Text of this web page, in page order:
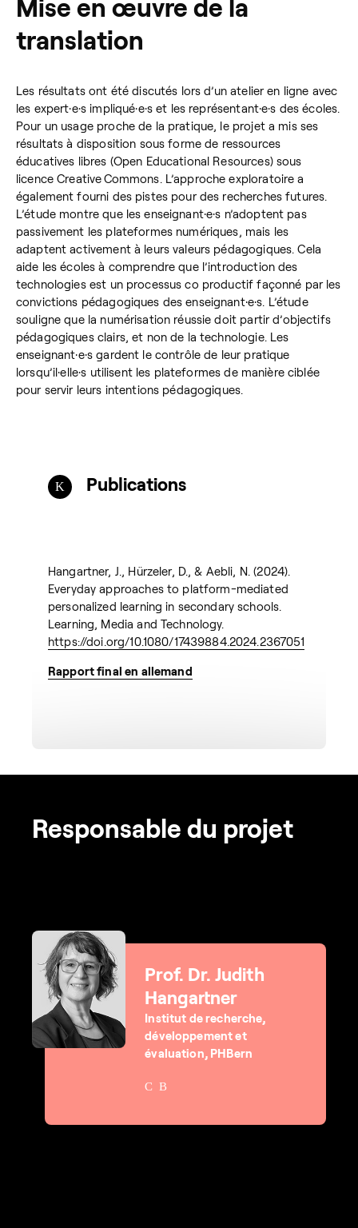
Mise en œuvre de la
translation
Les résultats ont été discutés lors d’un atelier en ligne avec
les expert·e·s impliqué·e·s et les représentant·e·s des écoles.
Pour un usage proche de la pratique, le projet a mis ses
résultats à disposition sous forme de ressources
éducatives libres (Open Educational Resources) sous
licence Creative Commons. L’approche exploratoire a
également fourni des pistes pour des recherches futures.
L’étude montre que les enseignant·e·s n’adoptent pas
passivement les plateformes numériques, mais les
adaptent activement à leurs valeurs pédagogiques. Cela
aide les écoles à comprendre que l’introduction des
technologies est un processus co productif façonné par les
convictions pédagogiques des enseignant·e·s. L’étude
souligne que la numérisation réussie doit partir d’objectifs
pédagogiques clairs, et non de la technologie. Les
enseignant·e·s gardent le contrôle de leur pratique
lorsqu’il·elle·s utilisent les plateformes de manière ciblée
pour servir leurs intentions pédagogiques.
Publications
Hangartner, J., Hürzeler, D., & Aebli, N. (2024).
Everyday approaches to platform-mediated
personalized learning in secondary schools.
Learning, Media and Technology.
https://doi.org/10.1080/17439884.2024.2367051
Rapport final en allemand
Responsable du projet
Prof. Dr. Judith
Hangartner
Institut de recherche,
développement et
évaluation, PHBern